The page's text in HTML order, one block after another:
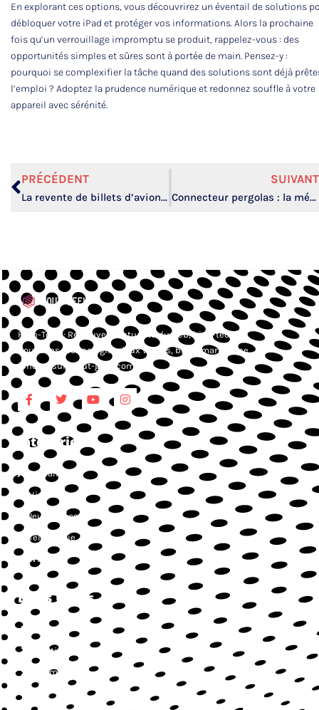
En explorant ces options, vous découvrirez un éventail de solutions
débloquer votre iPad et protéger vos informations. Alors la prochaine
fois qu’un verrouillage impromptu se produit, rappelez-vous : des
opportunités simples et sûres sont à portée de main. Pensez-y :
pourquoi se complexifier la tâche quand des solutions sont déjà
l’emploi ? Adoptez la prudence numérique et redonnez souffle à votre
appareil avec sérénité.
PRÉCÉDENT
La revente de billets d’avion : astuce high-tech pour voyager à prix réduit
SUIVANT
Connecteur pergolas : la méthode simple pour une installation robuste et durable
High-Tech : Retrouvez l’actualité du web, high-tech,
nouvelles technologies, jeux vidéos, blog smartphone,
iphone, sur Atout-geek.com.
Catégories
Actualités
High-Tech
Jeux vidéos
Téléphonie
Web
Liens Utiles
Contact
Mentions légales
Sitemap